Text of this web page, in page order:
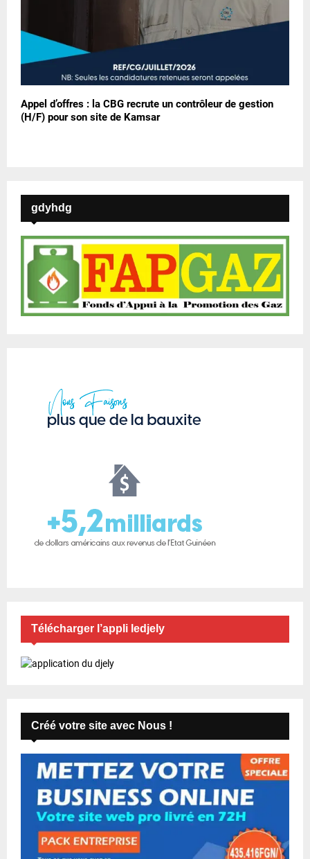
Appel d’offres : la CBG recrute un contrôleur de gestion
(H/F) pour son site de Kamsar
gdyhdg
Télécharger l’appli ledjely
Créé votre site avec Nous !